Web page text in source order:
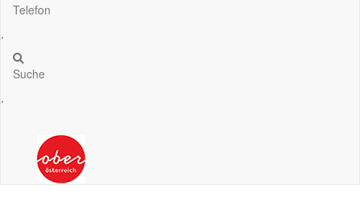
Telefon
.
Suche
.